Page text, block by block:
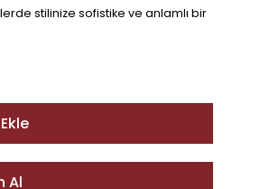
stilinize sofistike ve anlamlı bir